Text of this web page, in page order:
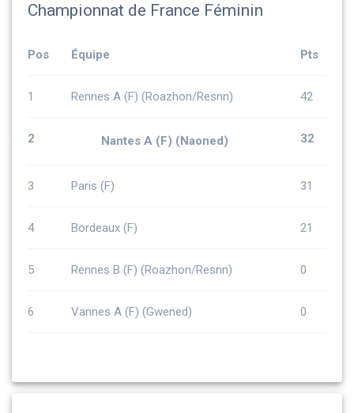
Championnat de France Féminin
Pos Équipe Pts
1 Rennes A (F) (Roazhon/Resnn) 42
2 Nantes A (F) (Naoned) 32
3 Paris (F) 31
4 Bordeaux (F) 21
5 Rennes B (F) (Roazhon/Resnn) 0
6 Vannes A (F) (Gwened) 0